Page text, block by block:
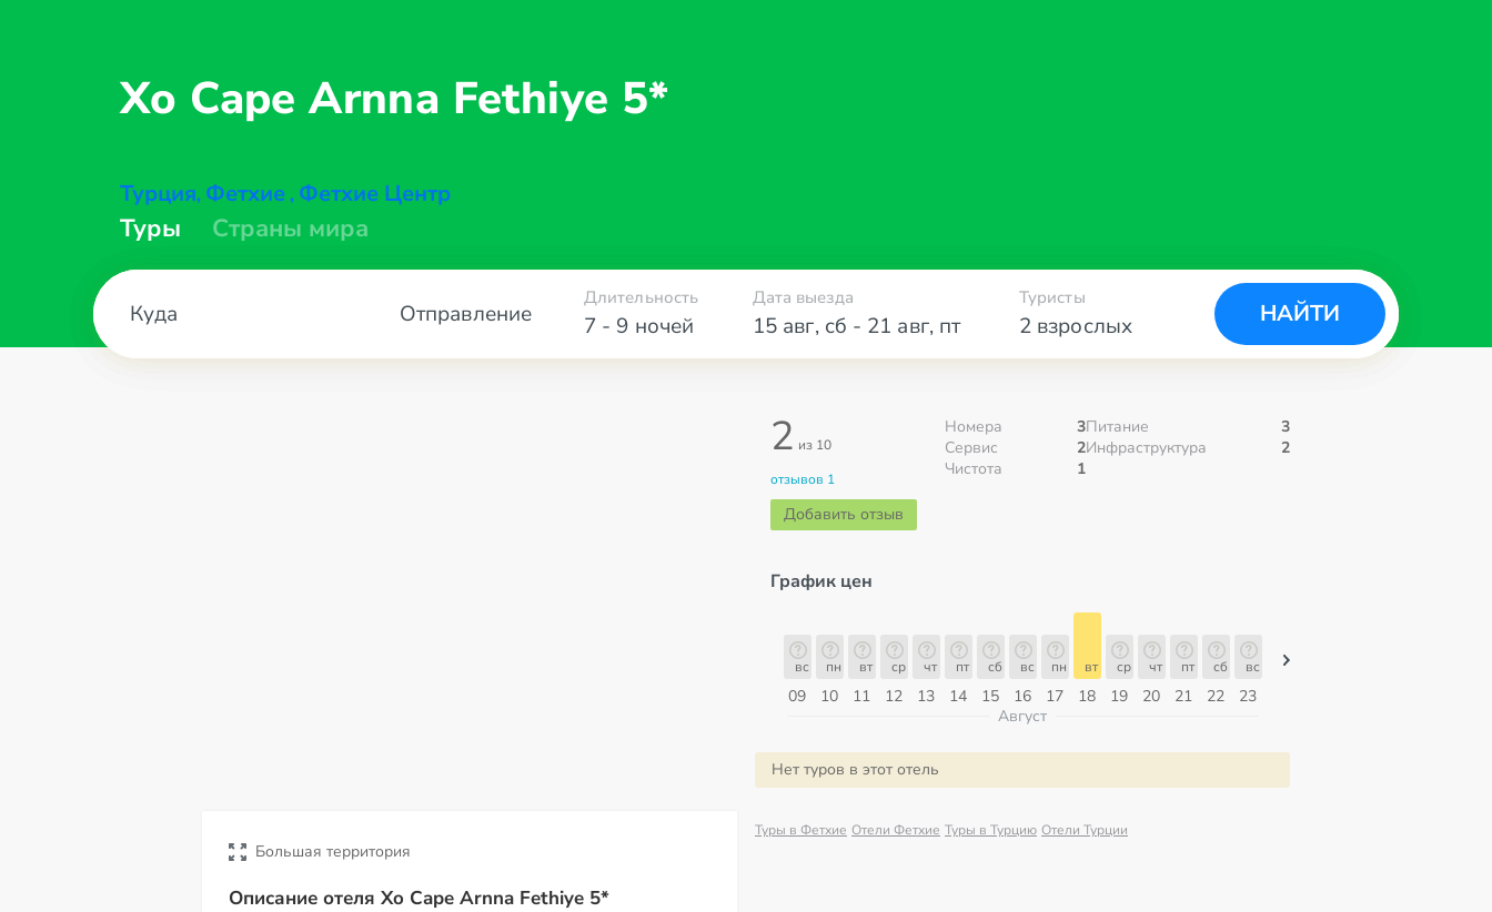
Xo Cape Arnna Fethiye 5*
Турция, Фетхие , Фетхие Центр
Туры Страны мира
Отправление 7 - 9 ночей
Длительность Дата выезда
15 авг, сб - 21 авг, пт 2 взрослых
Туристы
НАЙТИ
Большая территория
Описание отеля Xo Cape Arnna Fethiye 5*
2 из 10
отзывов 1
Добавить отзыв
Номера
3
Сервис
2
Чистота
1
Питание
3
Инфраструктура
2
График цен
09
вс
10
пн
11
вт
12
ср
13
чт
14
пт
15
сб
16
вс
17
пн
18
вт
19
ср
20
чт
21
пт
22
сб
23
вс
Август
Нет туров в этот отель
Туры в Фетхие Отели Фетхие Туры в Турцию Отели Турции